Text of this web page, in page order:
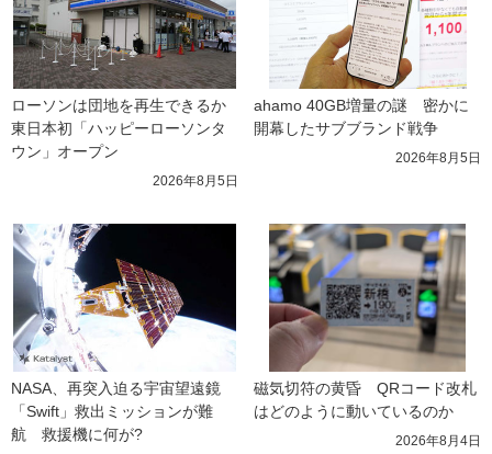
ローソンは団地を再生できるか
東日本初「ハッピーローソンタ
ウン」オープン
2026年8月5日
ahamo 40GB増量の謎　密かに
開幕したサブブランド戦争
2026年8月5日
NASA、再突入迫る宇宙望遠鏡
「Swift」救出ミッションが難
航　救援機に何が?
磁気切符の黄昏　QRコード改札
はどのように動いているのか
2026年8月4日